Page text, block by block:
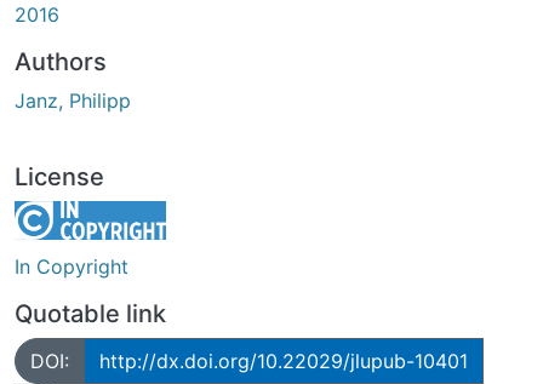
2016
Authors
Janz, Philipp
License
In Copyright
Quotable link
DOI: http://dx.doi.org/10.22029/jlupub-10401